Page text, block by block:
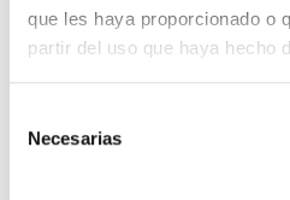
que les haya proporcionado o
partir del uso que haya hecho
Necesarias
financieros? Los incentivos
Leer más